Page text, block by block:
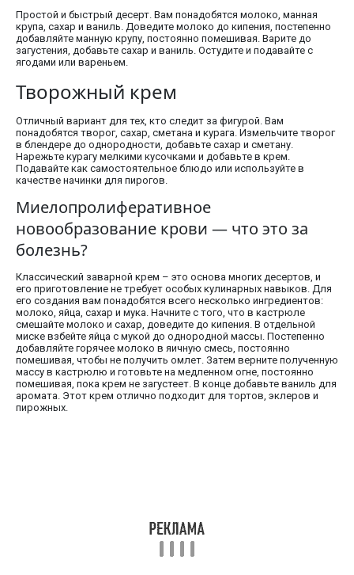
Простой и быстрый десерт. Вам понадобятся молоко, манная
крупа, сахар и ваниль. Доведите молоко до кипения, постепенно
добавляйте манную крупу, постоянно помешивая. Варите до
загустения, добавьте сахар и ваниль. Остудите и подавайте с
ягодами или вареньем.
Творожный крем
Отличный вариант для тех, кто следит за фигурой. Вам
понадобятся творог, сахар, сметана и курага. Измельчите творог
в блендере до однородности, добавьте сахар и сметану.
Нарежьте курагу мелкими кусочками и добавьте в крем.
Подавайте как самостоятельное блюдо или используйте в
качестве начинки для пирогов.
Миелопролиферативное
новообразование крови — что это за
болезнь?
Классический заварной крем – это основа многих десертов, и
его приготовление не требует особых кулинарных навыков. Для
его создания вам понадобятся всего несколько ингредиентов:
молоко, яйца, сахар и мука. Начните с того, что в кастрюле
смешайте молоко и сахар, доведите до кипения. В отдельной
миске взбейте яйца с мукой до однородной массы. Постепенно
добавляйте горячее молоко в яичную смесь, постоянно
помешивая, чтобы не получить омлет. Затем верните полученную
массу в кастрюлю и готовьте на медленном огне, постоянно
помешивая, пока крем не загустеет. В конце добавьте ваниль для
аромата. Этот крем отлично подходит для тортов, эклеров и
пирожных.